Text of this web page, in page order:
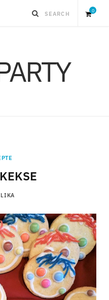
0
g
C